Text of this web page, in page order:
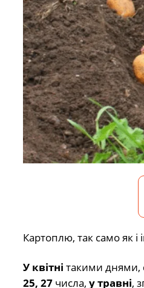
Картоплю, так само як
У квітні такими днями,
25, 27числа, у травні,